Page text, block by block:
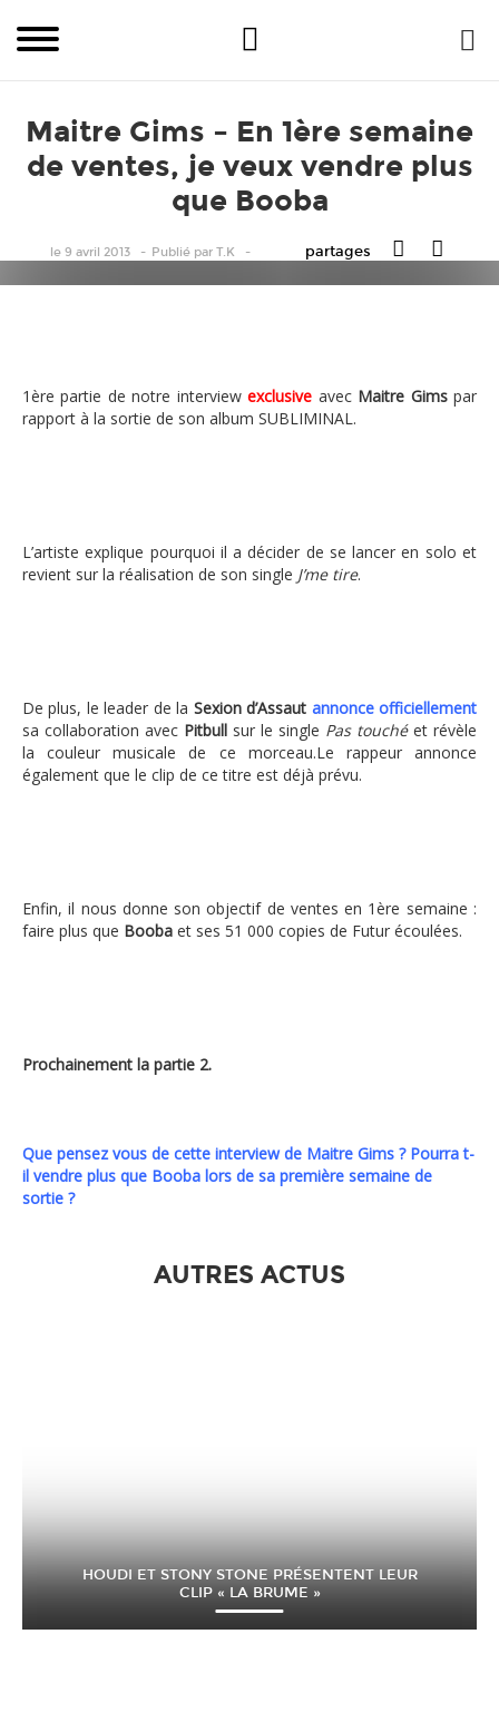
Maitre Gims – En 1ère semaine
de ventes, je veux vendre plus
que Booba
le 9 avril 2013 Publié par T.K partages
1ère partie de notre interview exclusive avec Maitre Gimspar
rapport à la sortie de son album SUBLIMINAL.
L’artiste explique pourquoi il a décider de se lancer en solo et
revient sur la réalisation de son single J’me tire.
De plus, le leader de la Sexion d’Assaut annonce officiellement
sa collaboration avec Pitbull sur le single Pas touchéet révèle
la couleur musicale de ce morceau.Le rappeur annonce
également que le clip de ce titre est déjà prévu.
Enfin, il nous donne son objectif de ventes en 1ère semaine :
faire plus que Booba et ses 51 000 copies de Futur écoulées.
Prochainement la partie 2.
Que pensez vous de cette interview de Maitre Gims ? Pourra t-
il vendre plus que Booba lors de sa première semaine de
sortie ?
AUTRES ACTUS
HOUDI ET STONY STONE PRÉSENTENT LEUR
CLIP « LA BRUME »